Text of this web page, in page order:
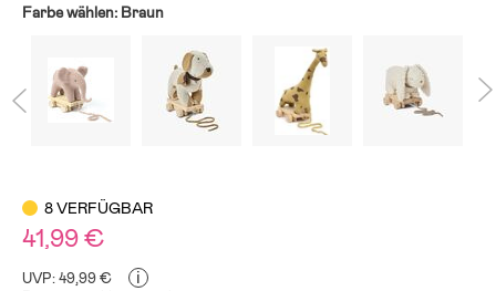
Farbe wählen: Braun
8 VERFÜGBAR
41,99 €
UVP: 49,99 € i